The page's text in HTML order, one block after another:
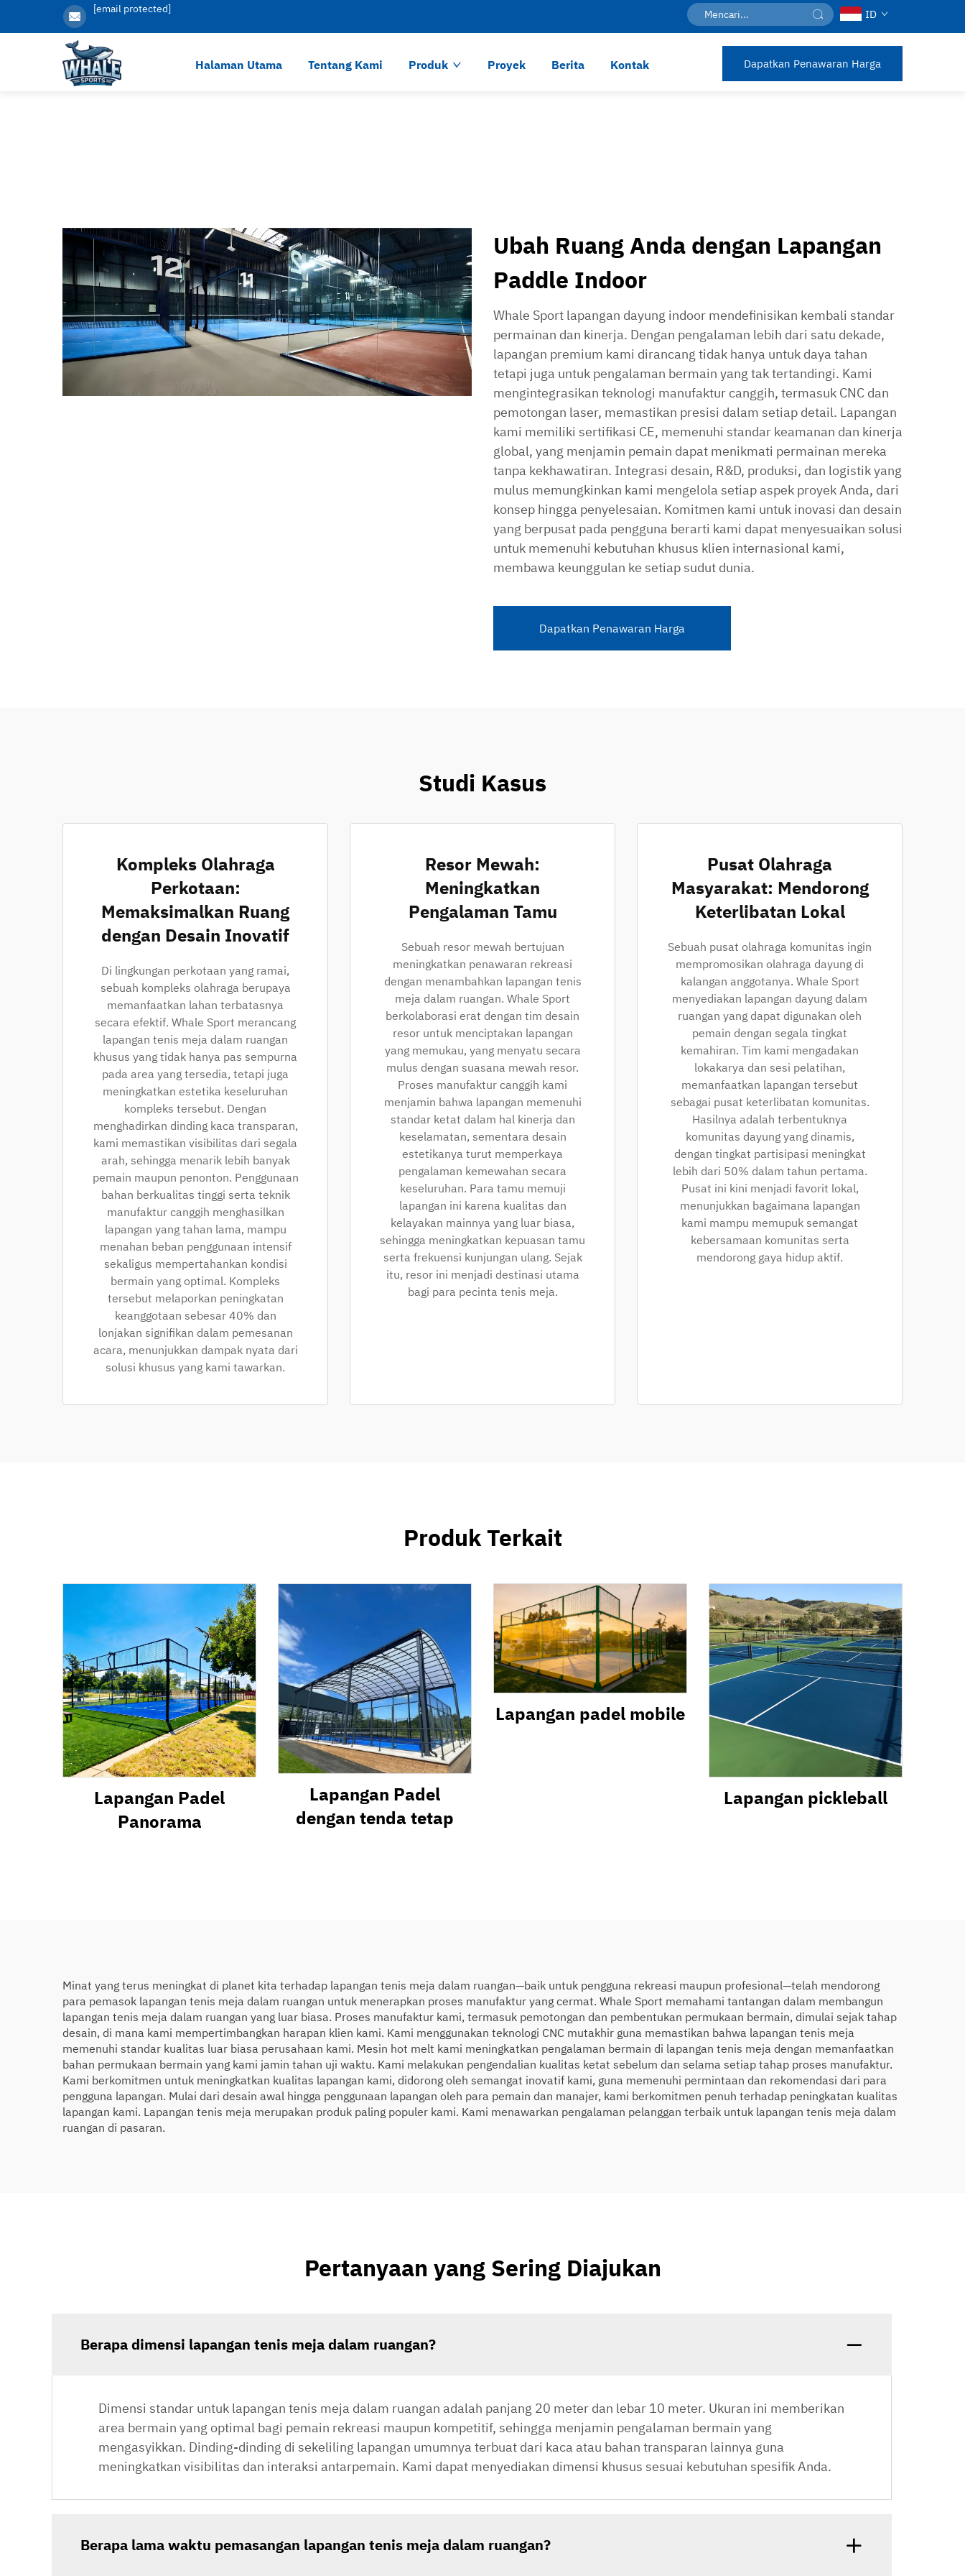
[email protected] ID
Halaman Utama Tentang Kami Produk Proyek Berita Kontak Dapatkan Penawaran Harga
Ubah Ruang Anda dengan Lapangan
Paddle Indoor
Whale Sport lapangan dayung indoor mendefinisikan kembali standar
permainan dan kinerja. Dengan pengalaman lebih dari satu dekade,
lapangan premium kami dirancang tidak hanya untuk daya tahan
tetapi juga untuk pengalaman bermain yang tak tertandingi. Kami
mengintegrasikan teknologi manufaktur canggih, termasuk CNC dan
pemotongan laser, memastikan presisi dalam setiap detail. Lapangan
kami memiliki sertifikasi CE, memenuhi standar keamanan dan kinerja
global, yang menjamin pemain dapat menikmati permainan mereka
tanpa kekhawatiran. Integrasi desain, R&D, produksi, dan logistik yang
mulus memungkinkan kami mengelola setiap aspek proyek Anda, dari
konsep hingga penyelesaian. Komitmen kami untuk inovasi dan desain
yang berpusat pada pengguna berarti kami dapat menyesuaikan solusi
untuk memenuhi kebutuhan khusus klien internasional kami,
membawa keunggulan ke setiap sudut dunia.
Dapatkan Penawaran Harga
Studi Kasus
Kompleks Olahraga
Perkotaan:
Memaksimalkan Ruang
dengan Desain Inovatif
Di lingkungan perkotaan yang ramai,
sebuah kompleks olahraga berupaya
memanfaatkan lahan terbatasnya
secara efektif. Whale Sport merancang
lapangan tenis meja dalam ruangan
khusus yang tidak hanya pas sempurna
pada area yang tersedia, tetapi juga
meningkatkan estetika keseluruhan
kompleks tersebut. Dengan
menghadirkan dinding kaca transparan,
kami memastikan visibilitas dari segala
arah, sehingga menarik lebih banyak
pemain maupun penonton. Penggunaan
bahan berkualitas tinggi serta teknik
manufaktur canggih menghasilkan
lapangan yang tahan lama, mampu
menahan beban penggunaan intensif
sekaligus mempertahankan kondisi
bermain yang optimal. Kompleks
tersebut melaporkan peningkatan
keanggotaan sebesar 40% dan
lonjakan signifikan dalam pemesanan
acara, menunjukkan dampak nyata dari
solusi khusus yang kami tawarkan.
Resor Mewah:
Meningkatkan
Pengalaman Tamu
Sebuah resor mewah bertujuan
meningkatkan penawaran rekreasi
dengan menambahkan lapangan tenis
meja dalam ruangan. Whale Sport
berkolaborasi erat dengan tim desain
resor untuk menciptakan lapangan
yang memukau, yang menyatu secara
mulus dengan suasana mewah resor.
Proses manufaktur canggih kami
menjamin bahwa lapangan memenuhi
standar ketat dalam hal kinerja dan
keselamatan, sementara desain
estetikanya turut memperkaya
pengalaman kemewahan secara
keseluruhan. Para tamu memuji
lapangan ini karena kualitas dan
kelayakan mainnya yang luar biasa,
sehingga meningkatkan kepuasan tamu
serta frekuensi kunjungan ulang. Sejak
itu, resor ini menjadi destinasi utama
bagi para pecinta tenis meja.
Pusat Olahraga
Masyarakat: Mendorong
Keterlibatan Lokal
Sebuah pusat olahraga komunitas ingin
mempromosikan olahraga dayung di
kalangan anggotanya. Whale Sport
menyediakan lapangan dayung dalam
ruangan yang dapat digunakan oleh
pemain dengan segala tingkat
kemahiran. Tim kami mengadakan
lokakarya dan sesi pelatihan,
memanfaatkan lapangan tersebut
sebagai pusat keterlibatan komunitas.
Hasilnya adalah terbentuknya
komunitas dayung yang dinamis,
dengan tingkat partisipasi meningkat
lebih dari 50% dalam tahun pertama.
Pusat ini kini menjadi favorit lokal,
menunjukkan bagaimana lapangan
kami mampu memupuk semangat
kebersamaan komunitas serta
mendorong gaya hidup aktif.
Produk Terkait
Lapangan Padel
Panorama
Lapangan Padel
dengan tenda tetap
Lapangan padel mobile
Lapangan pickleball
Minat yang terus meningkat di planet kita terhadap lapangan tenis meja dalam ruangan—baik untuk pengguna rekreasi maupun profesional—telah mendorong
para pemasok lapangan tenis meja dalam ruangan untuk menerapkan proses manufaktur yang cermat. Whale Sport memahami tantangan dalam membangun
lapangan tenis meja dalam ruangan yang luar biasa. Proses manufaktur kami, termasuk pemotongan dan pembentukan permukaan bermain, dimulai sejak tahap
desain, di mana kami mempertimbangkan harapan klien kami. Kami menggunakan teknologi CNC mutakhir guna memastikan bahwa lapangan tenis meja
memenuhi standar kualitas luar biasa perusahaan kami. Mesin hot melt kami meningkatkan pengalaman bermain di lapangan tenis meja dengan memanfaatkan
bahan permukaan bermain yang kami jamin tahan uji waktu. Kami melakukan pengendalian kualitas ketat sebelum dan selama setiap tahap proses manufaktur.
Kami berkomitmen untuk meningkatkan kualitas lapangan kami, didorong oleh semangat inovatif kami, guna memenuhi permintaan dan rekomendasi dari para
pengguna lapangan. Mulai dari desain awal hingga penggunaan lapangan oleh para pemain dan manajer, kami berkomitmen penuh terhadap peningkatan kualitas
lapangan kami. Lapangan tenis meja merupakan produk paling populer kami. Kami menawarkan pengalaman pelanggan terbaik untuk lapangan tenis meja dalam
ruangan di pasaran.
Pertanyaan yang Sering Diajukan
Berapa dimensi lapangan tenis meja dalam ruangan?
Dimensi standar untuk lapangan tenis meja dalam ruangan adalah panjang 20 meter dan lebar 10 meter. Ukuran ini memberikan
area bermain yang optimal bagi pemain rekreasi maupun kompetitif, sehingga menjamin pengalaman bermain yang
mengasyikkan. Dinding-dinding di sekeliling lapangan umumnya terbuat dari kaca atau bahan transparan lainnya guna
meningkatkan visibilitas dan interaksi antarpemain. Kami dapat menyediakan dimensi khusus sesuai kebutuhan spesifik Anda.
Berapa lama waktu pemasangan lapangan tenis meja dalam ruangan?